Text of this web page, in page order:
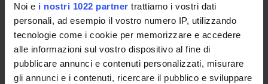
Noi e i nostri 1022 partner trattiamo i vostri dati
personali, ad esempio il vostro numero IP, utilizzando
tecnologie come i cookie per memorizzare e accedere
alle informazioni sul vostro dispositivo al fine di
pubblicare annunci e contenuti personalizzati, misurare
gli annunci e i contenuti, ricercare il pubblico e sviluppare
RESEARCH AREAS INVOLVED IN THE PROJECT
Inorganic & Nuclear
Chimica sintetica e materiali